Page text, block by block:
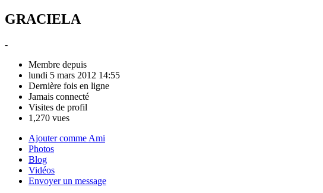
GRACIELA
-
Membre depuis
lundi 5 mars 2012 14:55
Dernière fois en ligne
Jamais connecté
Visites de profil
1,270 vues
Ajouter comme Ami
Photos
Blog
Vidéos
Envoyer un message